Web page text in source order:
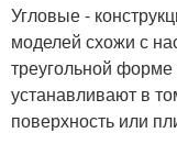
Угловые -
моделей схожи с
треугольной
устанавливают в
поверхность или